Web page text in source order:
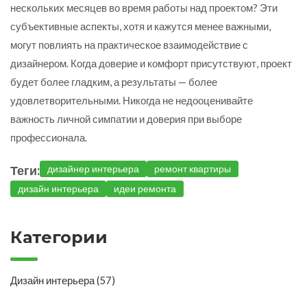
нескольких месяцев во время работы над проектом? Эти
субъективные аспекты, хотя и кажутся менее важными,
могут повлиять на практическое взаимодействие с
дизайнером. Когда доверие и комфорт присутствуют, проект
будет более гладким, а результаты — более
удовлетворительными. Никогда не недооценивайте
важность личной симпатии и доверия при выборе
профессионала.
Теги: дизайнер интерьера
ремонт квартиры
дизайн интерьера
идеи ремонта
Категории
Дизайн интерьера(57)